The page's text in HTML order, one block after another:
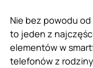
Nie bez powodu
to jeden z
elementów w
telefonów z